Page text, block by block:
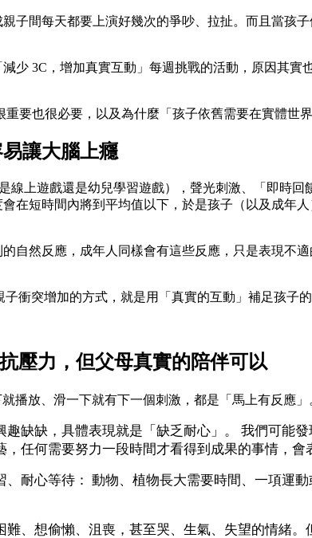
子間每天都要上演好幾次的爭吵、拉扯。而且當孩子
少 3C，增加真實互動」每週挑戰的活動，原因其
要也很必要，以及為什麼「孩子依舊需要在實體世界
讓大腦上癮
線上遊戲還是幼兒學習遊戲），聲光刺激、「即時
在短時間內將到平均值以下，於是孩子（以及成年
自然反應，成年人同樣會有這些反應，只是表現不
衝突增加的方式，就是用「真實的互動」補足孩子
壓力，但父母真實的陪伴可以
播放、滑一下就有下一個刺激，都是「馬上有反應」
缺缺，具體表現就是「缺乏耐心」。 我們可能
任何需要努力一段時間才看得到成果的事情，會
耐心等待： 動物、植物長大需要時間、一項運
、想偷懶、沮喪，甚至哭、生氣、失望的情緒